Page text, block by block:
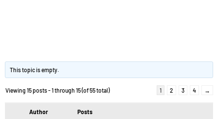
This topic is empty.
Viewing 15 posts - 1 through 15 (of 55 total) 1 2 3 4 →
Author Posts